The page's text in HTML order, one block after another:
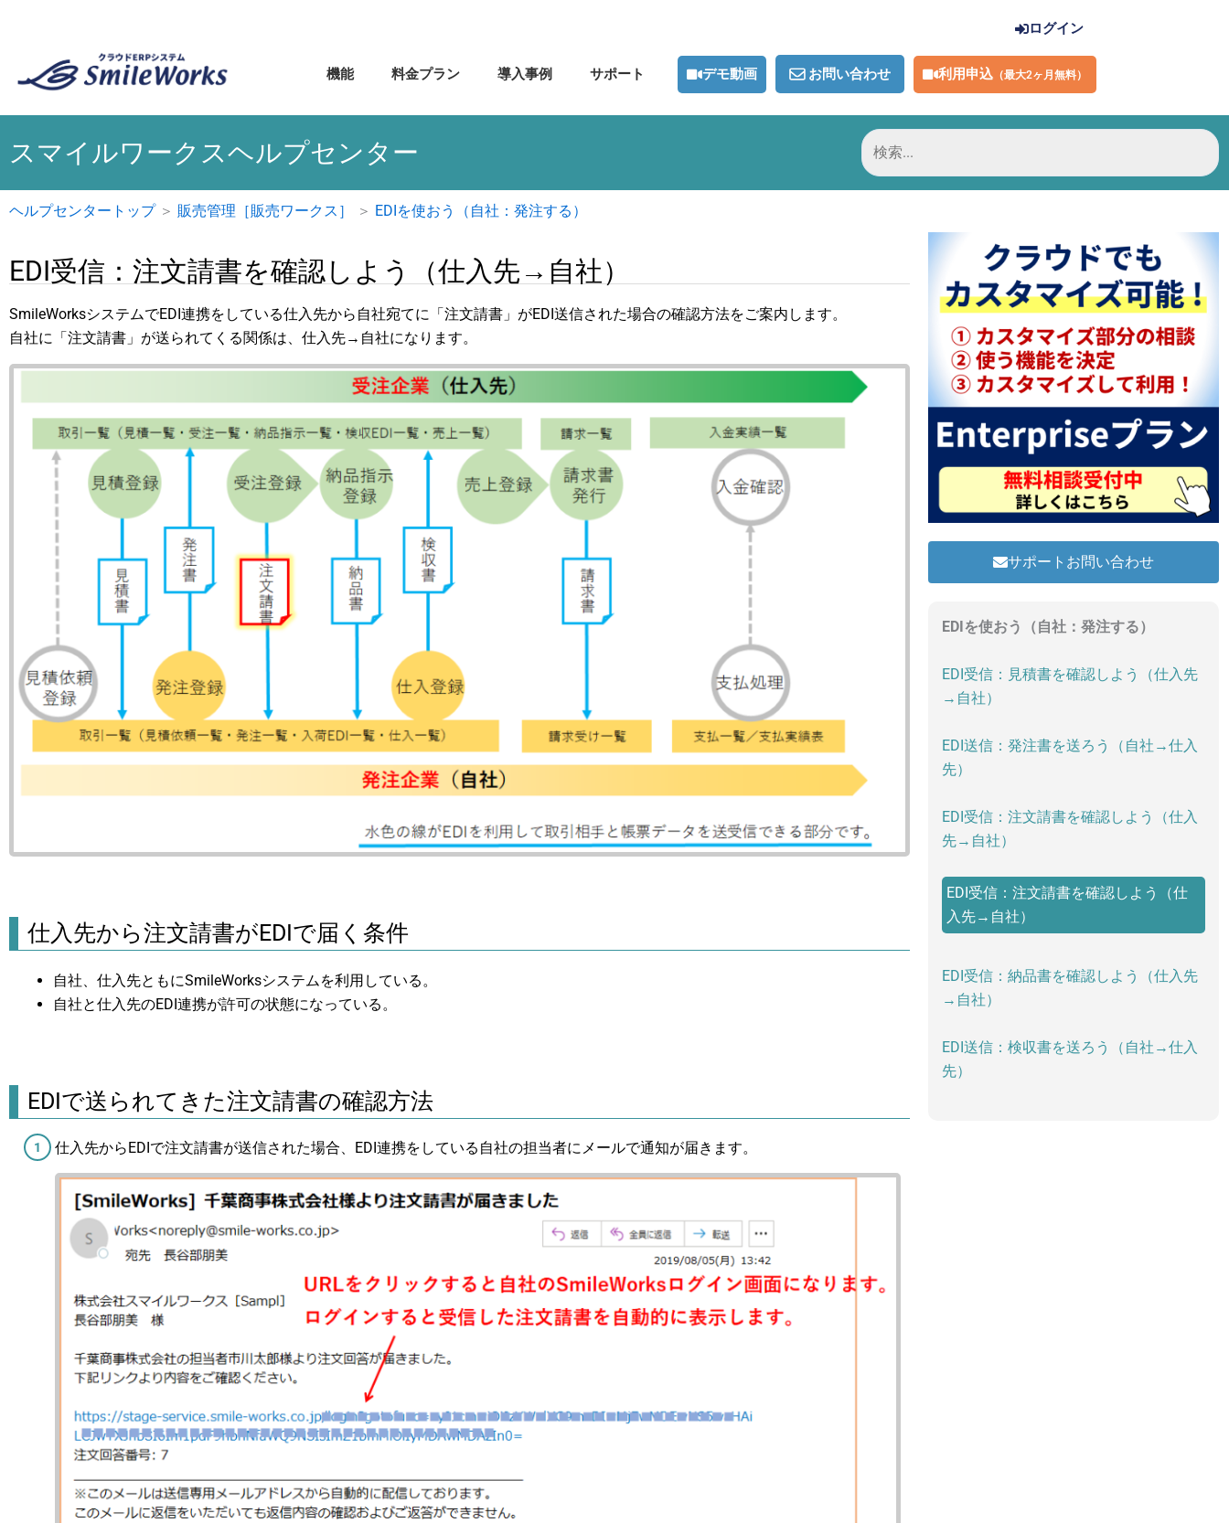
プ
ログイン
機能 料金プラン 導入事例 サポート デモ動画 お問い合わせ 利用申込（最大2ヶ月無料）
スマイルワークスヘルプセンター
検
索
対
ヘルプセンタートップ＞ 販売管理［販売ワークス］ ＞ EDIを使おう（自社：発注する）
EDI受信：注文請書を確認しよう（仕入先→自社）
SmileWorksシステムでEDI連携をしている仕入先から自社宛てに「注文請書」がEDI送信された場合の確認方法をご案内します。
自社に「注文請書」が送られてくる関係は、仕入先→自社になります。
仕入先から注文請書がEDIで届く条件
自社、仕入先ともにSmileWorksシステムを利用している。
自社と仕入先のEDI連携が許可の状態になっている。
EDIで送られてきた注文請書の確認方法
仕入先からEDIで注文請書が送信された場合、EDI連携をしている自社の担当者にメールで通知が届きます。
サポートお問い合わせ
EDIを使おう（自社：発注する）
EDI受信：見積書を確認しよう（仕入先
→自社）
EDI送信：発注書を送ろう（自社→仕入
先）
EDI受信：注文請書を確認しよう（仕入
先→自社）
EDI受信：注文請書を確認しよう（仕
入先→自社）
EDI受信：納品書を確認しよう（仕入先
→自社）
EDI送信：検収書を送ろう（自社→仕入
先）